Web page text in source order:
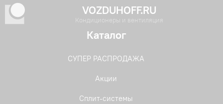
VOZDUHOFF.RU
Кондиционеры и вентиляция
Каталог
СУПЕР РАСПРОДАЖА
Акции
Сплит-системы